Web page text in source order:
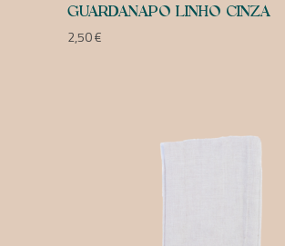
GUARDANAPO LINHO CINZA
2,50€